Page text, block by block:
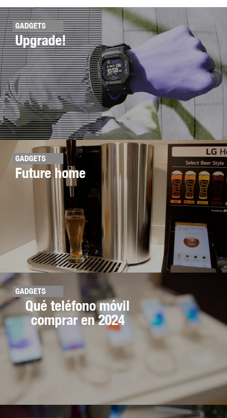
GADGETS
Upgrade!
GADGETS
Future home
GADGETS
Qué teléfono móvil
comprar en 2024